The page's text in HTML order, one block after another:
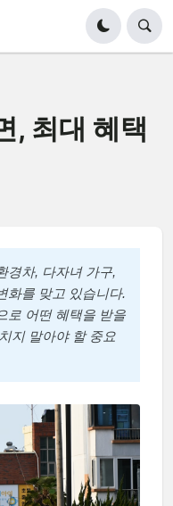
, 최대 혜택
경차, 다자녀 가구,
화를 맞고 있습니다.
로 어떤 혜택을 받을
지 말아야 할 중요